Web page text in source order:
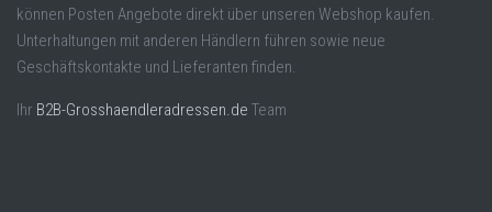
können Posten Angebote direkt über unseren Webshop kaufen.
Unterhaltungen mit anderen Händlern führen sowie neue
Geschäftskontakte und Lieferanten finden.
Ihr B2B-Grosshaendleradressen.de Team